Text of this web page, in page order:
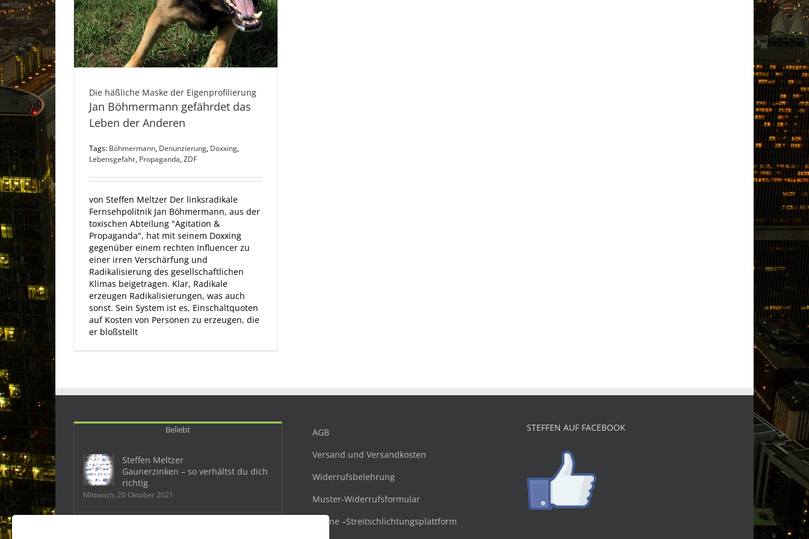
Die häßliche Maske der Eigenprofilierung
Jan Böhmermann gefährdet das
Leben der Anderen
Tags: Böhmermann, Denunzierung, Doxxing,
Lebensgefahr, Propaganda,ZDF
von Steffen Meltzer Der linksradikale
Fernsehpolitnik Jan Böhmermann, aus der
toxischen Abteilung "Agitation &
Propaganda", hat mit seinem Doxxing
gegenüber einem rechten Influencer zu
einer irren Verschärfung und
Radikalisierung des gesellschaftlichen
Klimas beigetragen. Klar, Radikale
erzeugen Radikalisierungen, was auch
sonst. Sein System ist es, Einschaltquoten
auf Kosten von Personen zu erzeugen, die
er bloßstellt
Beliebt
Steffen Meltzer
Gaunerzinken – so verhältst du dich
richtig
Mittwoch, 20 Oktober 2021
AGB
Versand und Versandkosten
Widerrufsbelehrung
Muster-Widerrufsformular
Online –Streitschlichtungsplattform
STEFFEN AUF FACEBOOK